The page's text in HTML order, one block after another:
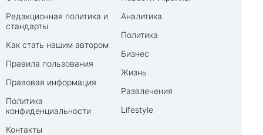
Редакционная политика и
стандарты
Как стать нашим автором
Правила пользования
Правовая информация
Политика
конфиденциальности
Контакты
Аналитика
Политика
Бизнес
Жизнь
Развлечения
Lifestyle